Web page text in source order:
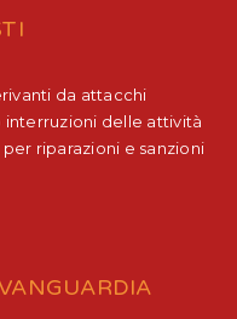
da attacchi
interruzioni delle attività
riparazioni e sanzioni